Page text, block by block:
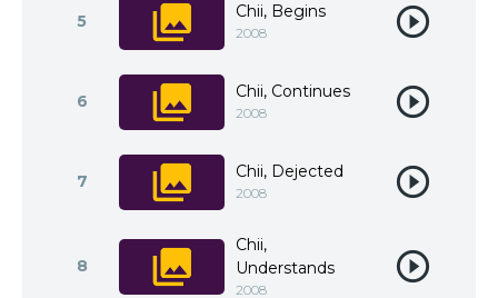
5 Chii, Begins
2008
6 Chii, Continues
2008
7 Chii, Dejected
2008
8
Chii,
Understands
2008